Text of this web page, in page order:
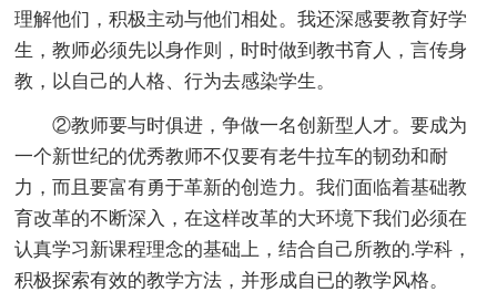
理解他们，积极主动与他们相处。我还深感要教育好学
生，教师必须先以身作则，时时做到教书育人，言传身
教，以自己的人格、行为去感染学生。
②教师要与时俱进，争做一名创新型人才。要成为
一个新世纪的优秀教师不仅要有老牛拉车的韧劲和耐
力，而且要富有勇于革新的创造力。我们面临着基础教
育改革的不断深入，在这样改革的大环境下我们必须在
认真学习新课程理念的基础上，结合自己所教的.学科，
积极探索有效的教学方法，并形成自已的教学风格。